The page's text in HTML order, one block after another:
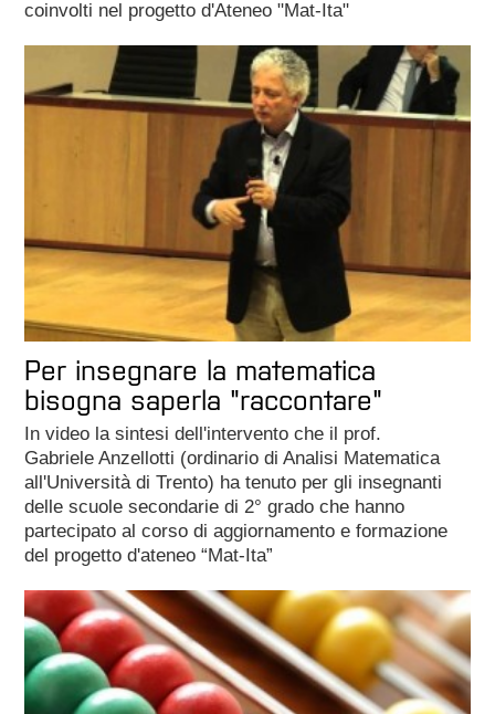
coinvolti nel progetto d'Ateneo "Mat-Ita"
Per insegnare la matematica
bisogna saperla "raccontare"
In video la sintesi dell'intervento che il prof.
Gabriele Anzellotti (ordinario di Analisi Matematica
all'Università di Trento) ha tenuto per gli insegnanti
delle scuole secondarie di 2° grado che hanno
partecipato al corso di aggiornamento e formazione
del progetto d'ateneo “Mat-Ita”